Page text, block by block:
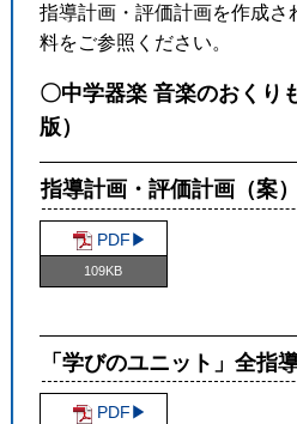
指導計画・評価計画を作成さ
料をご参照ください。
〇中学器楽 音楽のおくり
版）
指導計画・評価計画（案）
PDF▶︎
109KB
「学びのユニット」全指
PDF▶︎